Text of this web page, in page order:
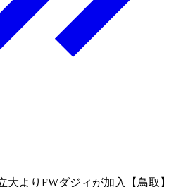
大よりFWダジィが加入【鳥取】